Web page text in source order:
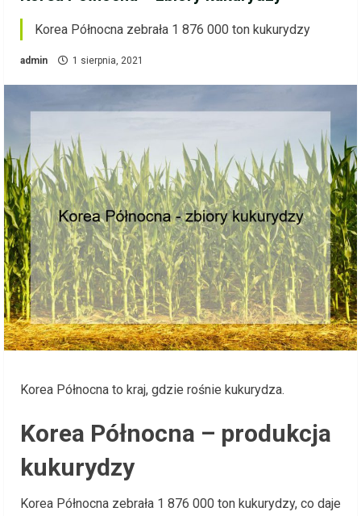
Korea Północna zebrała 1 876 000 ton kukurydzy
admin 1 sierpnia, 2021
Korea Północna to kraj, gdzie rośnie kukurydza.
Korea Północna – produkcja
kukurydzy
Korea Północna zebrała 1 876 000 ton kukurydzy, co daje